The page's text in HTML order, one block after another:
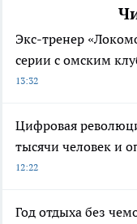
Экс-тренер
серии с омским
13:32
Цифровая
тысячи человек и
12:22
Год отдыха без